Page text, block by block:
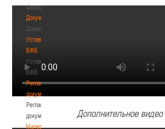
федерации
Документы
Документы
Устав
БФБ
Устав
БФБ
Регламентирующие
документы
Регламентирующие
документы
Материалы
Дополнительное видео